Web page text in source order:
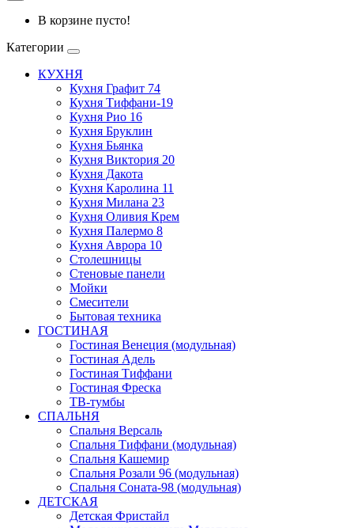
В корзине пусто!
Категории
КУХНЯ
Кухня Графит 74
Кухня Тиффани-19
Кухня Рио 16
Кухня Бруклин
Кухня Бьянка
Кухня Виктория 20
Кухня Дакота
Кухня Каролина 11
Кухня Милана 23
Кухня Оливия Крем
Кухня Палермо 8
Кухня Аврора 10
Столешницы
Стеновые панели
Мойки
Смесители
Бытовая техника
ГОСТИНАЯ
Гостиная Венеция (модульная)
Гостиная Адель
Гостиная Тиффани
Гостиная Фреска
ТВ-тумбы
СПАЛЬНЯ
Спальня Версаль
Спальня Тиффани (модульная)
Спальня Кашемир
Спальня Розали 96 (модульная)
Спальня Соната-98 (модульная)
ДЕТСКАЯ
Детская Фристайл